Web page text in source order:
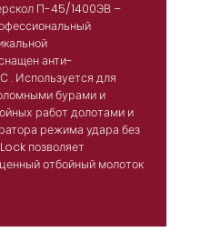
П-45/1400ЭВ –
анти-
. Используется для
бурами и
работ долотами и
режима удара без
позволяет
отбойный молоток